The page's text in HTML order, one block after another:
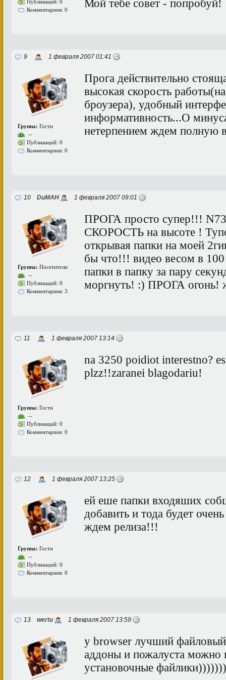
Публикаций: 0
Комментариев: 0
Мой тебе совет - попробуй!
9 1 февраля 2007 01:41
Группа: Гости
--
Публикаций: 0
Комментариев: 0
Прога действительно
высокая скорость
броузера), удобный
информативность...О
нетерпением ждем полную
10 DuMAH 1 февраля 2007 09:01
Группа: Посетители
--
Публикаций: 0
Комментариев: 3
ПРОГА просто супер!!!
СКОРОСТЬ на высоте !
открывая папки на моей
бы что!!! видео весом в 100
папки в папку за пару
моргнуть! :) ПРОГА огонь!
11 1 февраля 2007 13:14
Группа: Гости
--
Публикаций: 0
Комментариев: 0
na 3250 poidiot interestno?
plzz!!zaranei blagodariu!
12 1 февраля 2007 13:25
Группа: Гости
--
Публикаций: 0
Комментариев: 0
ей еше папки входяших
добавить и тода будет
ждем релиза!!!
13 wertu 1 февраля 2007 13:59
y browser лучший
аддоны и пожалуста можно
установочные